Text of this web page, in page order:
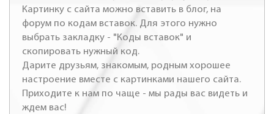
Картинку с сайта можно вставить в блог, на
форум по кодам вставок. Для этого нужно
выбрать закладку - "Коды вставок" и
скопировать нужный код.
Дарите друзьям, знакомым, родным хорошее
настроение вместе с картинками нашего сайта.
Приходите к нам по чаще - мы рады вас видеть и
ждем вас!